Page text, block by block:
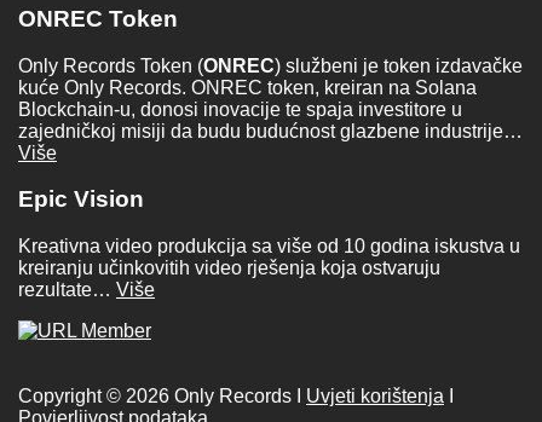
ONREC Token
Only Records Token (ONREC) službeni je token izdavačke
kuće Only Records. ONREC token, kreiran na Solana
Blockchain-u, donosi inovacije te spaja investitore u
zajedničkoj misiji da budu budućnost glazbene industrije…
Više
Epic Vision
Kreativna video produkcija sa više od 10 godina iskustva u
kreiranju učinkovitih video rješenja koja ostvaruju
rezultate… Više
Copyright © 2026 Only Records I Uvjeti korištenja
Povjerljivost podataka